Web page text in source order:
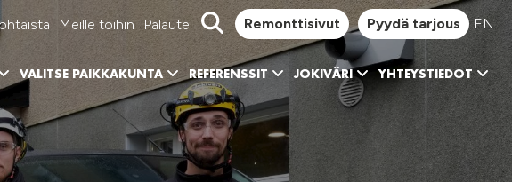
Meille töihin Palaute Remonttisivut Pyydä tarjous EN
VALITSE PAIKKAKUNTA REFERENSSIT JOKIVÄRI YHTEYSTIEDOT